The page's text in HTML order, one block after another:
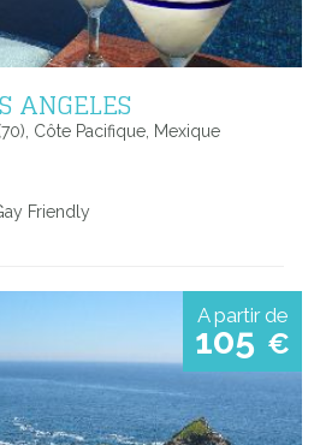
ANGELES
Côte Pacifique, Mexique
Friendly
A partir de
105 €